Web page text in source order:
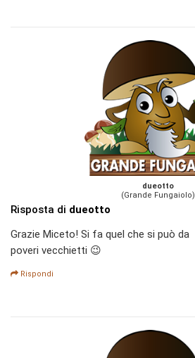
dueotto
(Grande Fungaiolo)
Risposta di dueotto
Grazie Miceto! Si fa quel che si può da
poveri vecchietti 😉
Rispondi